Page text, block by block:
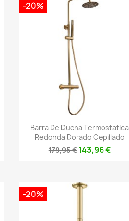
Vista rápida
Barra De Ducha Termostatica
Redonda Dorado Cepillado
179,95 € 143,96 €
-20%
-20%